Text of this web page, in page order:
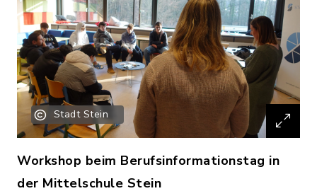
Stadt Stein
Workshop beim Berufsinformationstag in
der Mittelschule Stein